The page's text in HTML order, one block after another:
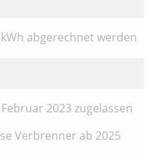
abgerechnet werden
2023 zugelassen
Verbrenner ab 2025